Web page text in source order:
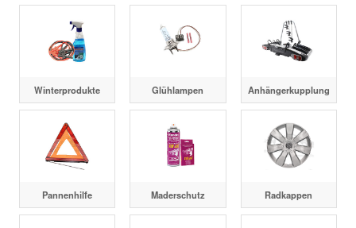
Winterprodukte Glühlampen Anhängerkupplung
Pannenhilfe Maderschutz Radkappen